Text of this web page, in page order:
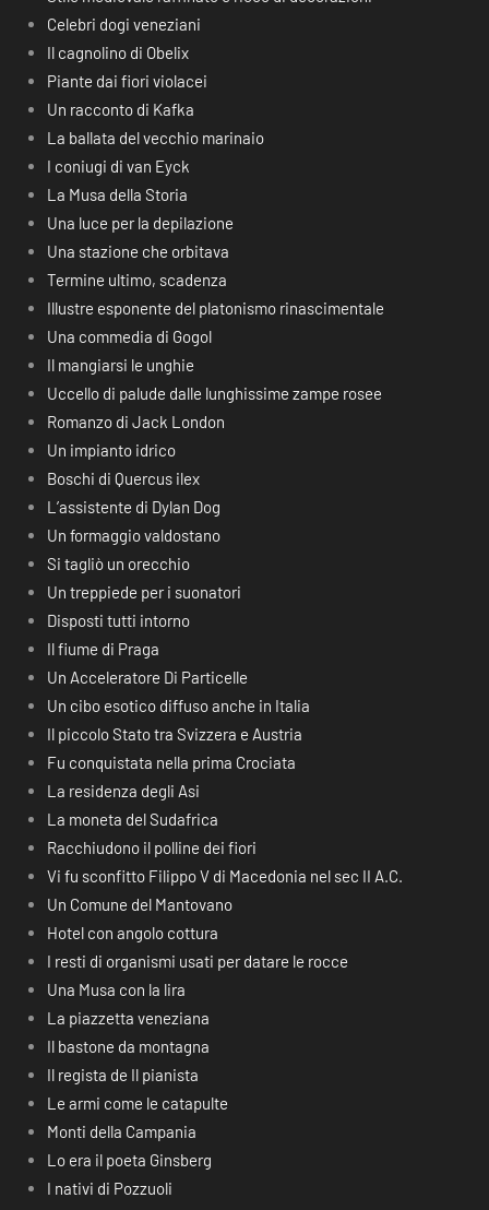
Celebri dogi veneziani
Il cagnolino di Obelix
Piante dai fiori violacei
Un racconto di Kafka
La ballata del vecchio marinaio
I coniugi di van Eyck
La Musa della Storia
Una luce per la depilazione
Una stazione che orbitava
Termine ultimo, scadenza
Illustre esponente del platonismo rinascimentale
Una commedia di Gogol
Il mangiarsi le unghie
Uccello di palude dalle lunghissime zampe rosee
Romanzo di Jack London
Un impianto idrico
Boschi di Quercus ilex
L’assistente di Dylan Dog
Un formaggio valdostano
Si tagliò un orecchio
Un treppiede per i suonatori
Disposti tutti intorno
Il fiume di Praga
Un Acceleratore Di Particelle
Un cibo esotico diffuso anche in Italia
Il piccolo Stato tra Svizzera e Austria
Fu conquistata nella prima Crociata
La residenza degli Asi
La moneta del Sudafrica
Racchiudono il polline dei fiori
Vi fu sconfitto Filippo V di Macedonia nel sec II A.C.
Un Comune del Mantovano
Hotel con angolo cottura
I resti di organismi usati per datare le rocce
Una Musa con la lira
La piazzetta veneziana
Il bastone da montagna
Il regista de Il pianista
Le armi come le catapulte
Monti della Campania
Lo era il poeta Ginsberg
I nativi di Pozzuoli